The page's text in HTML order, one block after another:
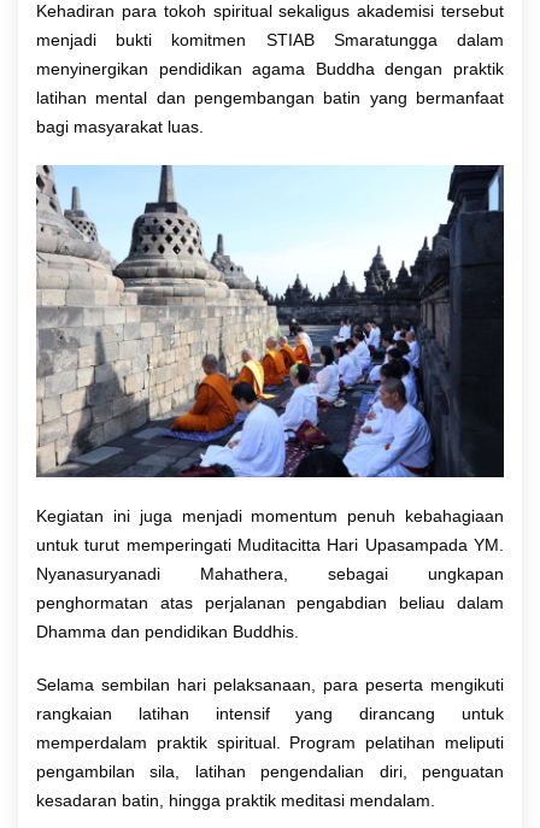
Kehadiran para tokoh spiritual sekaligus akademisi tersebut
menjadi bukti komitmen STIAB Smaratungga dalam
menyinergikan pendidikan agama Buddha dengan praktik
latihan mental dan pengembangan batin yang bermanfaat
bagi masyarakat luas.
Kegiatan ini juga menjadi momentum penuh kebahagiaan
untuk turut memperingati Muditacitta Hari Upasampada YM.
Nyanasuryanadi Mahathera, sebagai ungkapan
penghormatan atas perjalanan pengabdian beliau dalam
Dhamma dan pendidikan Buddhis.
Selama sembilan hari pelaksanaan, para peserta mengikuti
rangkaian latihan intensif yang dirancang untuk
memperdalam praktik spiritual. Program pelatihan meliputi
pengambilan sila, latihan pengendalian diri, penguatan
kesadaran batin, hingga praktik meditasi mendalam.